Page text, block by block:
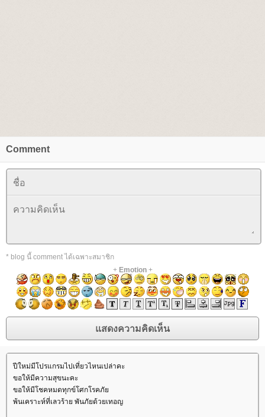
Comment
* blog นี้ comment ได้เฉพาะสมาชิก
+ Emotion+
ปีใหม่มีโปรแกรมไปเที่ยวไหนเปล่าคะ
ขอให้มีความสุขนะคะ
ขอให้มีโชคหมดทุกข์โศกโรคภั
พ้นเคราะห์ที่เลวร้าย พันภัยด้วยเทอญ